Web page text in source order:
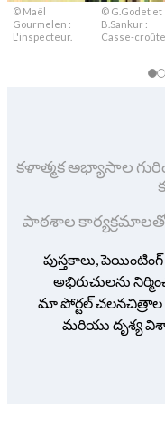
© Maël
Gourmelen :
L'inspecteur.
© G.Godet et
B.Sankur :
Casse-croûte.
కళాత్మక అభ్యాసాల
పాఠశాల
పుస్తకాలు,
అభిరుచులను
మా పోర్టల్
మరియు దృశ్య